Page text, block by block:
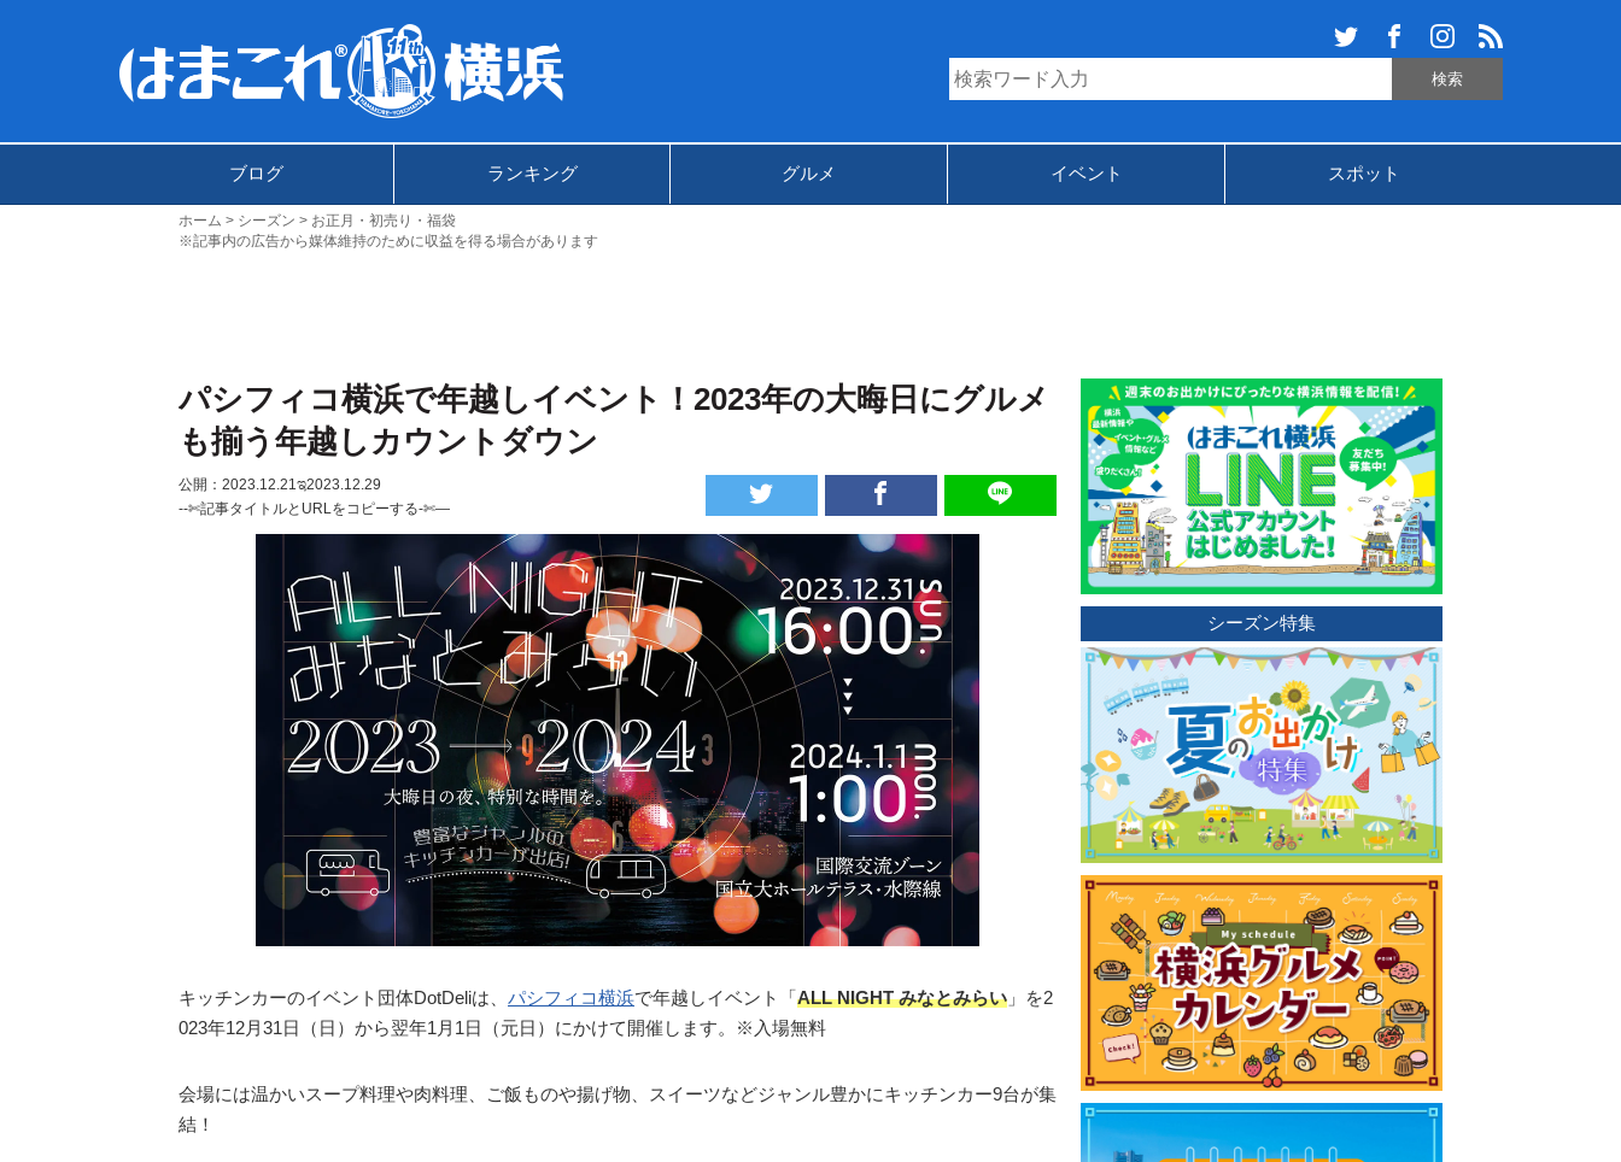
ブログ ランキング グルメ イベント スポット
ホーム シーズン
お正月・初売り・福袋
※記事内の広告から媒体維持のために収益を得る場合があります
パシフィコ横浜で年越しイベント！2023年の⼤晦⽇にグルメ
も揃う年越しカウントダウン
公開：2023.12.21 ಇ2023.12.29
--✄記事タイトルとURLをコピーする-✄—
キッチンカーのイベント団体DotDeliは、 パシフィコ横浜で年越しイベント「ALL NIGHT みなとみらい 」を2
023年12月31日（日）から翌年1月1日（元日）にかけて開催します。※入場無料
会場には温かいスープ料理や⾁料理、ご飯ものや揚げ物、スイーツなどジャンル豊かにキッチンカー9台が集
結！
シーズン特集